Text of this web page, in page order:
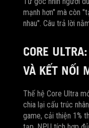
mạnh hơn" mà còn
nhau". Câu trả lời
CORE
VÀ KẾT NỐI
Thế hệ Core Ultra
chia lại cấu trúc
game, cải thiện 1%